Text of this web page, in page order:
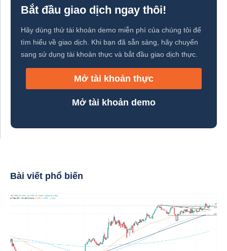
Bắt đầu giao dịch ngay thôi!
Hãy dùng thử tài khoản demo miễn phí của chúng tôi để
tìm hiểu về giao dịch. Khi bạn đã sẵn sàng, hãy chuyển
sang sử dụng tài khoản thực và bắt đầu giao dịch thực.
Mở tài khoản thực
Mở tài khoản demo
Bài viết phổ biến